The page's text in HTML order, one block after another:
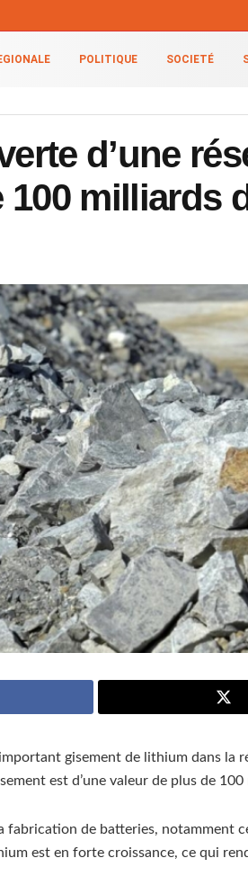
POLITIQUE SOCIETÉ
d’une
100 milliards
gisement de lithium dans la
est d’une valeur de plus de
de batteries, notamment
est en forte croissance, ce qui